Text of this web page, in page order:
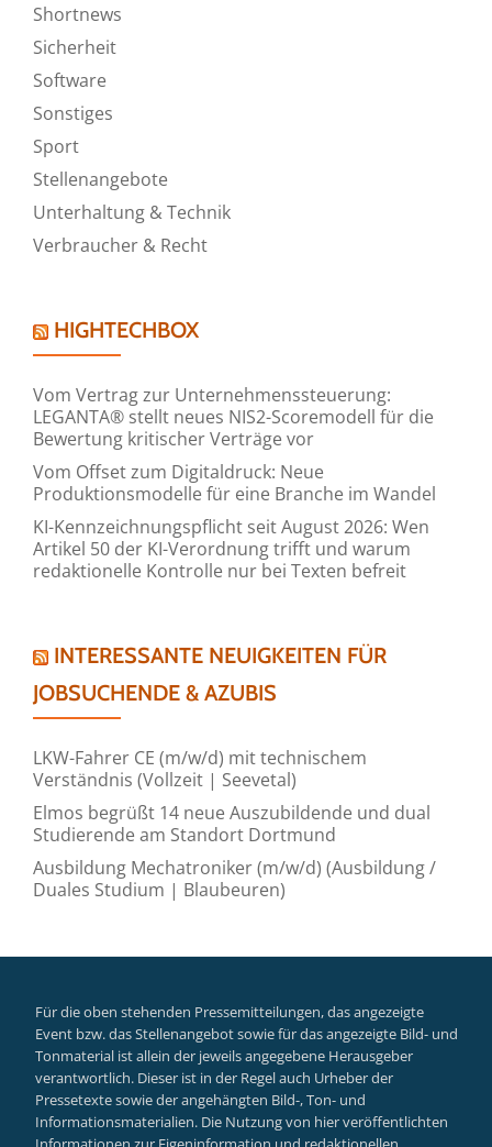
Shortnews
Sicherheit
Software
Sonstiges
Sport
Stellenangebote
Unterhaltung & Technik
Verbraucher & Recht
HIGHTECHBOX
Vom Vertrag zur Unternehmenssteuerung:
LEGANTA® stellt neues NIS2-Scoremodell für die
Bewertung kritischer Verträge vor
Vom Offset zum Digitaldruck: Neue
Produktionsmodelle für eine Branche im Wandel
KI-Kennzeichnungspflicht seit August 2026: Wen
Artikel 50 der KI-Verordnung trifft und warum
redaktionelle Kontrolle nur bei Texten befreit
INTERESSANTE NEUIGKEITEN FÜR
JOBSUCHENDE & AZUBIS
LKW-Fahrer CE (m/w/d) mit technischem
Verständnis (Vollzeit | Seevetal)
Elmos begrüßt 14 neue Auszubildende und dual
Studierende am Standort Dortmund
Ausbildung Mechatroniker (m/w/d) (Ausbildung /
Duales Studium | Blaubeuren)
Für die oben stehenden Pressemitteilungen, das angezeigte
Event bzw. das Stellenangebot sowie für das angezeigte Bild- und
Tonmaterial ist allein der jeweils angegebene Herausgeber
verantwortlich. Dieser ist in der Regel auch Urheber der
Pressetexte sowie der angehängten Bild-, Ton- und
Informationsmaterialien. Die Nutzung von hier veröffentlichten